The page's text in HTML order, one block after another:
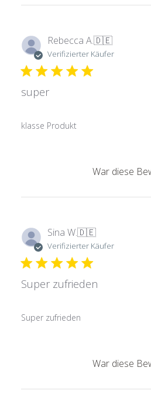
Rebecca A.🇩🇪
Verifizierter Käufer
super
klasse Produkt
War diese
Sina W.🇩🇪
Verifizierter Käufer
Super zufrieden
Super zufrieden
War diese